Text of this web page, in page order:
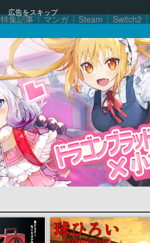
広告をスキップ
特集記事 マンガ Steam Switch2